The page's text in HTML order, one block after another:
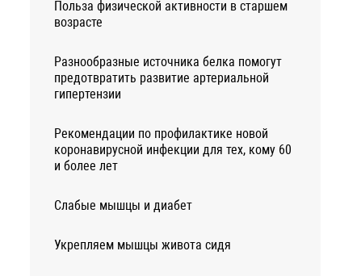
Польза физической активности в старшем
возрасте
Разнообразные источника белка помогут
предотвратить развитие артериальной
гипертензии
Рекомендации по профилактике новой
коронавирусной инфекции для тех, кому 60
и более лет
Слабые мышцы и диабет
Укрепляем мышцы живота сидя